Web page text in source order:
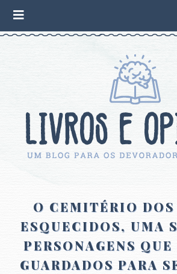
O CEMITÉRIO
ESQUECIDOS, UMA
PERSONAGENS
GUARDADOS PARA